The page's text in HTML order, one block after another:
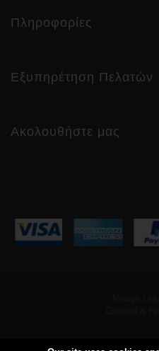
Πληροφορίες
Εξυπηρέτηση Πελατών
Ακολουθήστε μας